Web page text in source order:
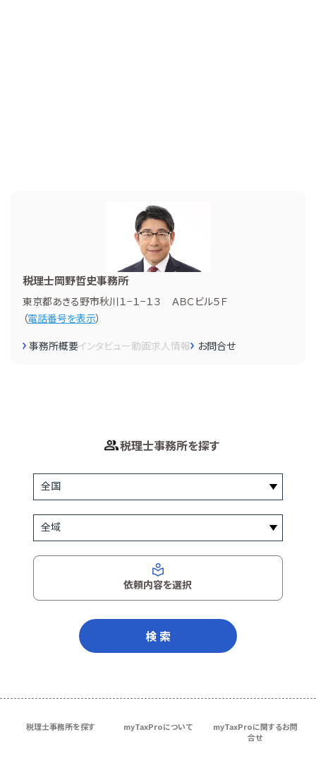
税理士岡野哲史事務所
東京都あきる野市秋川１−１−１３ ＡＢＣビル５Ｆ
（電話番号を表示）
事務所概要インタビュー動画求人情報 お問合せ
税理士事務所を探す
依頼内容を選択
検 索
税理士事務所を探す myTaxProについて
myTaxProに関するお問
合せ